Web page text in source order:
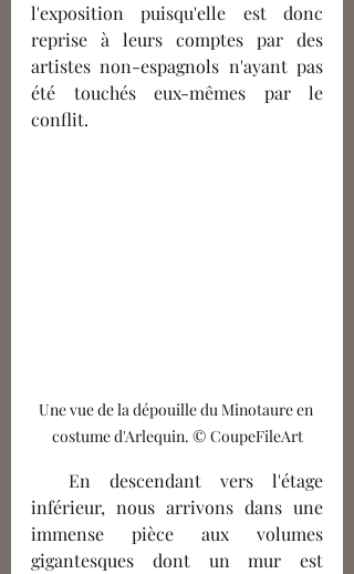
l'exposition puisqu'elle est donc
reprise à leurs comptes par des
artistes non-espagnols n'ayant pas
été touchés eux-mêmes par le
conflit.
Une vue de la dépouille du Minotaure en
costume d'Arlequin. © CoupeFileArt
inférieur, nous arrivons dans une
immense pièce aux volumes
gigantesques dont un mur est